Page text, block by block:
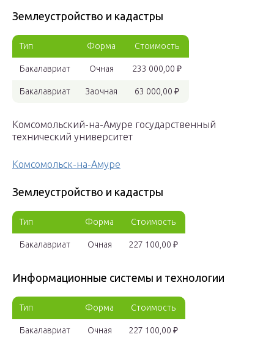
Землеустройство и кадастры
Тип Форма Стоимость
Бакалавриат Очная 233 000,00 ₽
Бакалавриат Заочная 63 000,00 ₽
Комсомольский-на-Амуре государственный
технический университет
Комсомольск-на-Амуре
Землеустройство и кадастры
Тип Форма Стоимость
Бакалавриат Очная 227 100,00 ₽
Информационные системы и технологии
Тип Форма Стоимость
Бакалавриат Очная 227 100,00 ₽